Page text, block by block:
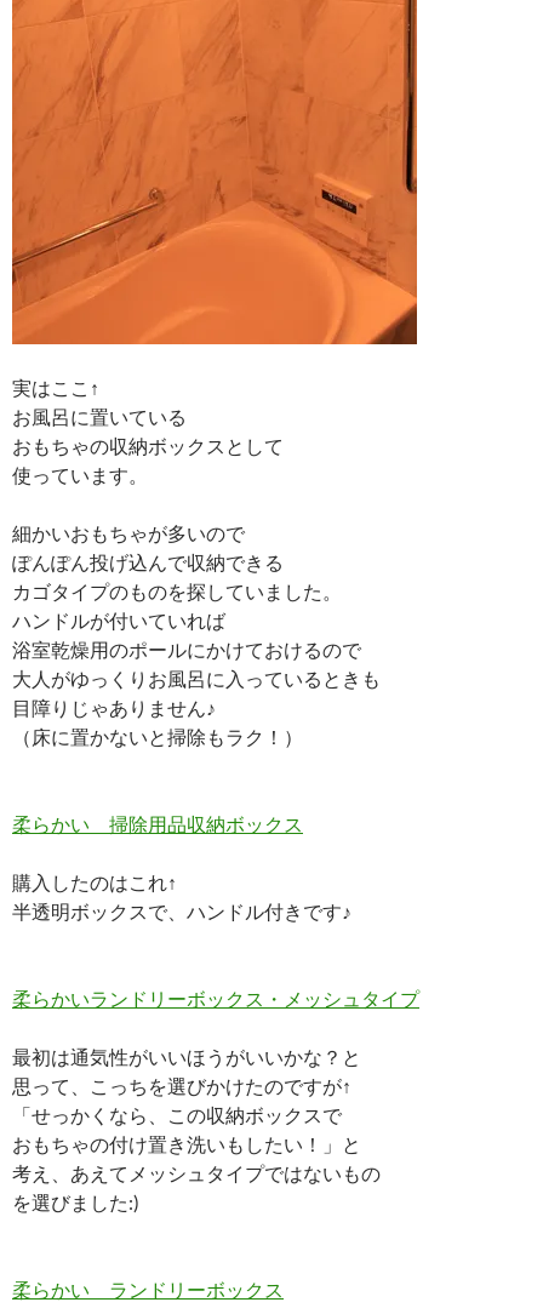
実はここ↑
お風呂に置いている
おもちゃの収納ボックスとして
使っています。
細かいおもちゃが多いので
ぽんぽん投げ込んで収納できる
カゴタイプのものを探していました。
ハンドルが付いていれば
浴室乾燥用のポールにかけておけるので
大人がゆっくりお風呂に入っているときも
目障りじゃありません♪
（床に置かないと掃除もラク！）
柔らかい 掃除用品収納ボックス
購入したのはこれ↑
半透明ボックスで、ハンドル付きです♪
柔らかいランドリーボックス・メッシュタイプ
最初は通気性がいいほうがいいかな？と
思って、こっちを選びかけたのですが↑
「せっかくなら、この収納ボックスで
おもちゃの付け置き洗いもしたい！」と
考え、あえてメッシュタイプではないもの
を選びました:)
柔らかい ランドリーボックス